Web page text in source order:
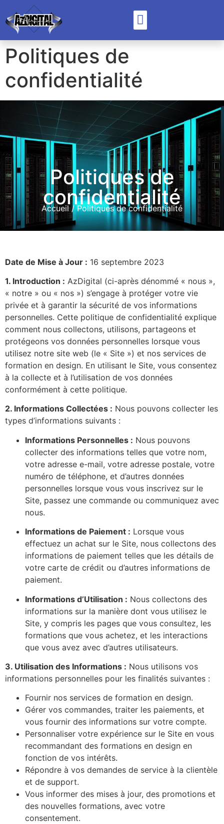
Politiques de
confidentialité
Politiques de
confidentialité
Accueil/ Politiques de confidentialité
Date de Mise à Jour : 16 septembre 2023
1. Introduction : AzDigital (ci-après dénommé « nous »,
« notre » ou « nos ») s’engage à protéger votre vie
privée et à garantir la sécurité de vos informations
personnelles. Cette politique de confidentialité explique
comment nous collectons, utilisons, partageons et
protégeons vos données personnelles lorsque vous
utilisez notre site web (le « Site ») et nos services de
formation en design. En utilisant le Site, vous consentez
à la collecte et à l’utilisation de vos données
conformément à cette politique.
2. Informations Collectées : Nous pouvons collecter les
types d’informations suivants :
Informations Personnelles : Nous pouvons
collecter des informations telles que votre nom,
votre adresse e-mail, votre adresse postale, votre
numéro de téléphone, et d’autres données
personnelles lorsque vous vous inscrivez sur le
Site, passez une commande ou communiquez avec
nous.
Informations de Paiement : Lorsque vous
effectuez un achat sur le Site, nous collectons des
informations de paiement telles que les détails de
votre carte de crédit ou d’autres informations de
paiement.
Informations d’Utilisation : Nous collectons des
informations sur la manière dont vous utilisez le
Site, y compris les pages que vous consultez, les
formations que vous achetez, et les interactions
que vous avez avec d’autres utilisateurs.
3. Utilisation des Informations : Nous utilisons vos
informations personnelles pour les finalités suivantes :
Fournir nos services de formation en design.
Gérer vos commandes, traiter les paiements, et
vous fournir des informations sur votre compte.
Personnaliser votre expérience sur le Site en vous
recommandant des formations en design en
fonction de vos intérêts.
Répondre à vos demandes de service à la clientèle
et de support.
Vous informer des mises à jour, des promotions et
des nouvelles formations, avec votre
consentement.